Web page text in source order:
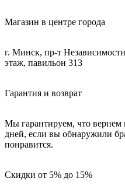
Магазин в центре города
г. Минск, пр-т
этаж, павильон 313
Гарантия и возврат
Мы гарантируем, что вернем
дней, если вы обнаружили
понравится.
Скидки от 5% до 15%